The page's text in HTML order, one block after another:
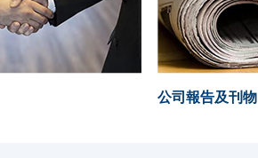
公司報告及刊物